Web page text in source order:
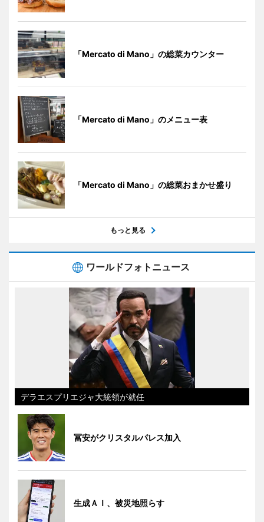
「Mercato di Mano」の総菜カウンター
「Mercato di Mano」のメニュー表
「Mercato di Mano」の総菜おまかせ盛り
もっと見る
ワールドフォトニュース
デラエスプリエジャ大統領が就任
冨安がクリスタルパレス加入
生成ＡＩ、被災地照らす